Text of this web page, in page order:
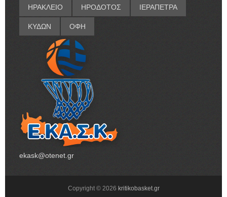
ΗΡΑΚΛΕΙΟ ΗΡΟΔΟΤΟΣ ΙΕΡΑΠΕΤΡΑ
ΚΥΔΩΝ ΟΦΗ
ekask@otenet.gr
Copyright © 2026 kritikobasket.gr